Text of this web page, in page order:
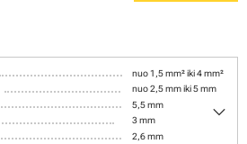
nuo 1,5 mm² iki 4 mm²
nuo 2,5 mm iki 5 mm
5,5 mm
3 mm
2,6 mm
keyboard_arrow_down